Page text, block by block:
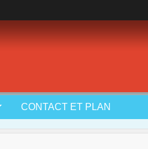
CONTACT ET PLAN